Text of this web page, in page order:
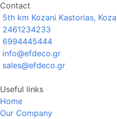
Contact
5th km Kozani Kastorias,
2461234233
6994445444
info@efdeco.gr
sales@efdeco.gr
Useful links
Home
Our Company